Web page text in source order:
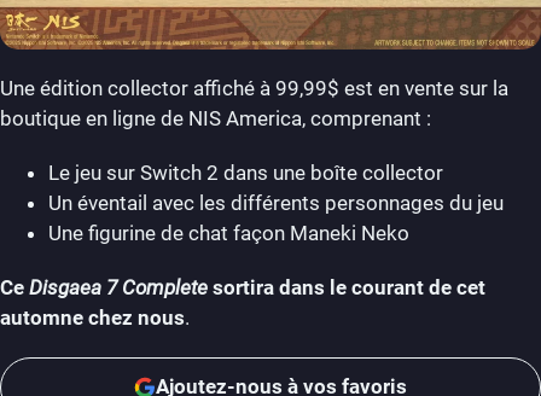
Une édition collector affiché à 99,99$ est en vente sur la
boutique en ligne de NIS America, comprenant :
Le jeu sur Switch 2 dans une boîte collector
Un éventail avec les différents personnages du jeu
Une figurine de chat façon Maneki Neko
Ce Disgaea 7 Complete sortira dans le courant de cet
automne chez nous.
Ajoutez-nous à vos favoris